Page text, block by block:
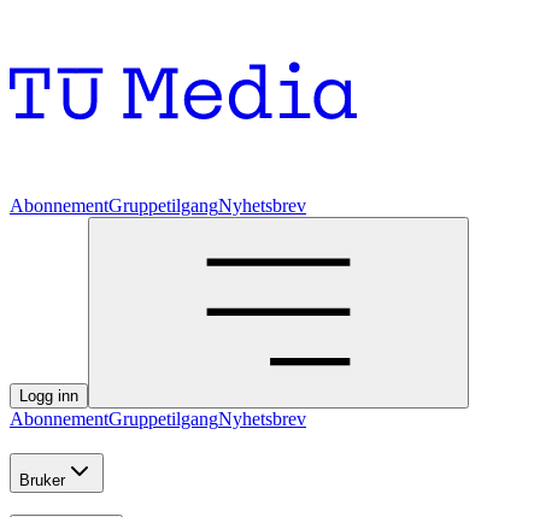
AbonnementGruppetilgangNyhetsbrev
Logg inn
AbonnementGruppetilgangNyhetsbrev
Bruker